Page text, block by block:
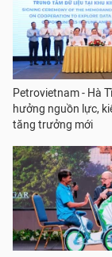
Petrovietnam - Hà
hưởng nguồn lực,
tăng trưởng mới